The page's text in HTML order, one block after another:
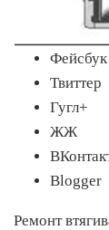
Фейсбук
Твиттер
Гугл+
ЖЖ
Blogger
Ремонт